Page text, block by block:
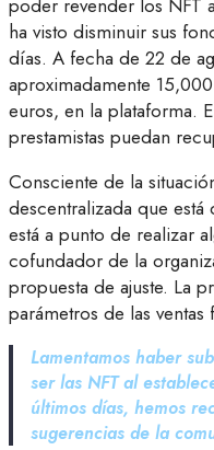
poder revender los NFT
ha visto disminuir sus
días. A fecha de 22 de
aproximadamente
euros, en la plataforma.
prestamistas puedan
Consciente de la
descentralizada que
está a punto de realizar
cofundador de la
propuesta de ajuste. La
parámetros de las ventas
Lamentamos haber
ser las NFT al
últimos días, hemos
sugerencias de la